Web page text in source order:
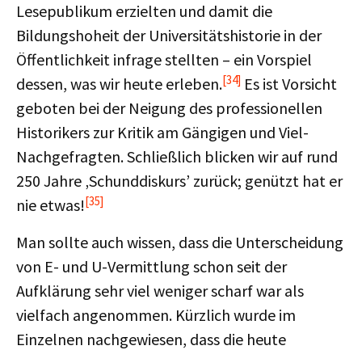
Lesepublikum erzielten und damit die
Bildungshoheit der Universitätshistorie in der
Öffentlichkeit infrage stellten – ein Vorspiel
dessen, was wir heute erleben.[34] Es ist Vorsicht
geboten bei der Neigung des professionellen
Historikers zur Kritik am Gängigen und Viel-
Nachgefragten. Schließlich blicken wir auf rund
250 Jahre ‚Schunddiskurs’ zurück; genützt hat er
nie etwas![35]
Man sollte auch wissen, dass die Unterscheidung
von E- und U-Vermittlung schon seit der
Aufklärung sehr viel weniger scharf war als
vielfach angenommen. Kürzlich wurde im
Einzelnen nachgewiesen, dass die heute